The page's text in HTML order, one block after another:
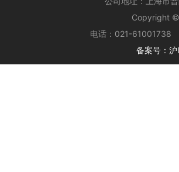
Copyright ©
电话：021-
备案号：